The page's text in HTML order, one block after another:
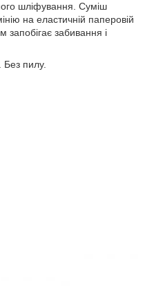
шліфування. Суміш
на еластичній паперовій
запобігає забивання і
пилу.